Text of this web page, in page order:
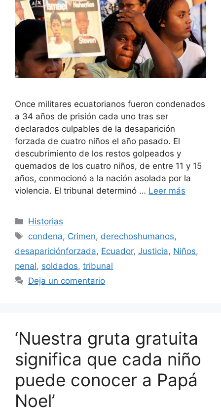
Once militares ecuatorianos fueron condenados
a 34 años de prisión cada uno tras ser
declarados culpables de la desaparición
forzada de cuatro niños el año pasado. El
descubrimiento de los restos golpeados y
quemados de los cuatro niños, de entre 11 y 15
años, conmocionó a la nación asolada por la
violencia. El tribunal determinó … Leer más
Categorías
Historias
Etiquetas
condena, Crimen, derechoshumanos,
desapariciónforzada, Ecuador, Justicia, Niños,
penal, soldados, tribunal
Deja un comentario
‘Nuestra gruta gratuita
significa que cada niño
puede conocer a Papá
Noel’